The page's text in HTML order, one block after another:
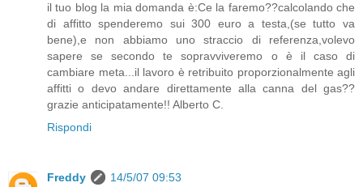
il tuo blog la mia domanda è:Ce la faremo??calcolando che
di affitto spenderemo sui 300 euro a testa,(se tutto va
bene),e non abbiamo uno straccio di referenza,volevo
sapere se secondo te sopravviveremo o è il caso di
cambiare meta...il lavoro è retribuito proporzionalmente agli
affitti o devo andare direttamente alla canna del gas??
grazie anticipatamente!! Alberto C.
Rispondi
Freddy
14/5/07 09:53